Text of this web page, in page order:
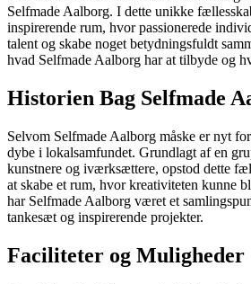
Selfmade Aalborg. I dette unikke
inspirerende rum, hvor passionerede
talent og skabe noget betydningsfuldt
hvad Selfmade Aalborg har at tilbyde og
Historien Bag Selfmade
Selvom Selfmade Aalborg måske er nyt
dybe i lokalsamfundet. Grundlagt af en
kunstnere og iværksættere, opstod dette
at skabe et rum, hvor kreativiteten kunne
har Selfmade Aalborg været et
tankesæt og inspirerende projekter.
Faciliteter og Muligheder